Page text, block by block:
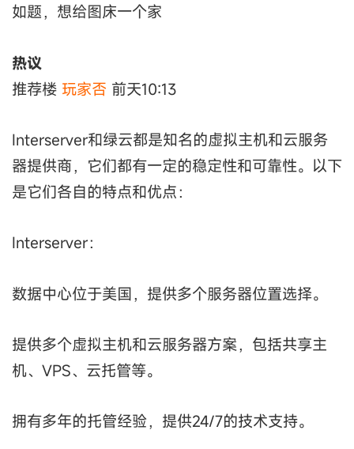
如题，想给图床一个家
热议
推荐楼 玩家否 前天10:13
Interserver和绿云都是知名的虚拟主机和云服务
器提供商，它们都有一定的稳定性和可靠性。以下
是它们各自的特点和优点：
Interserver：
数据中心位于美国，提供多个服务器位置选择。
提供多个虚拟主机和云服务器方案，包括共享主
机、VPS、云托管等。
拥有多年的托管经验，提供24/7的技术支持。